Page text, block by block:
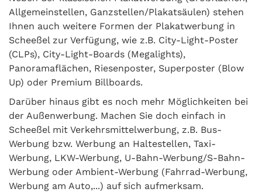
Allgemeinstellen, Ganzstellen/Plakatsäulen) stehen
Ihnen auch weitere Formen der Plakatwerbung in
Scheeßel zur Verfügung, wie z.B. City-Light-Poster
(CLPs), City-Light-Boards (Megalights),
Panoramaflächen, Riesenposter, Superposter (Blow
Up) oder Premium Billboards.
Darüber hinaus gibt es noch mehr Möglichkeiten bei
der Außenwerbung. Machen Sie doch einfach in
Scheeßel mit Verkehrsmittelwerbung, z.B. Bus-
Werbung bzw. Werbung an Haltestellen, Taxi-
Werbung, LKW-Werbung, U-Bahn-Werbung/S-Bahn-
Werbung oder Ambient-Werbung (Fahrrad-Werbung,
Werbung am Auto,...) auf sich aufmerksam.